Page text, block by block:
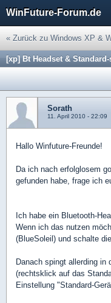
WinFuture-Forum.de
« Zurück zu Windows XP &
[xp] Bt Headset &
Sorath
11. April 2010 - 22:09
Hallo Winfuture-Freunde!
Da ich nach erfolglosem
gefunden habe, frage ich
Ich habe ein Bluetooth-
Wenn ich das nutzen
(BlueSoleil) und schalte
Danach spingt allerding in
(rechtsklick auf das
Einstellung "Standard-